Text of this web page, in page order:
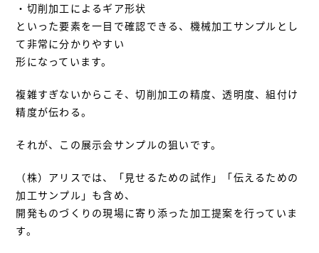
・切削加工によるギア形状
といった要素を一目で確認できる、機械加工サンプルとし
て非常に分かりやすい
形になっています。
複雑すぎないからこそ、切削加工の精度、透明度、組付け
精度が伝わる。
それが、この展示会サンプルの狙いです。
（株）アリスでは、「見せるための試作」「伝えるための
加工サンプル」も含め、
開発ものづくりの現場に寄り添った加工提案を行っていま
す。